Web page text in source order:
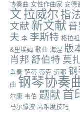
协奏曲 女性作曲家 安德
文 拉威尔 指
文献 新文献
夫 李 李斯特 格拉
&里埃姆 歌曲 海涅 版
肖邦 舒伯特 莫
重奏 萨蒂 蒂克 迈耶 钢
曲 钢琴协奏
尔康 韦伯 题献 首
马尔滕波 高难度技巧